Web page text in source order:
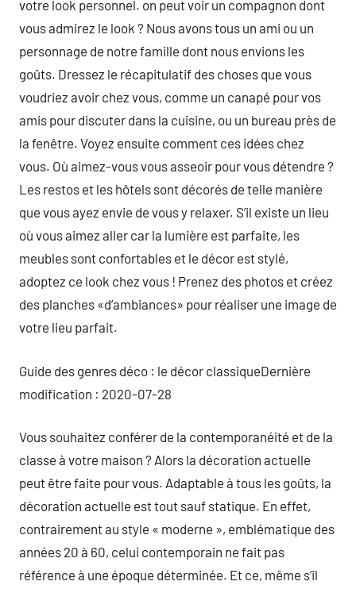
votre look personnel. on peut voir un compagnon dont
vous admirez le look ? Nous avons tous un ami ou un
personnage de notre famille dont nous envions les
goûts. Dressez le récapitulatif des choses que vous
voudriez avoir chez vous, comme un canapé pour vos
amis pour discuter dans la cuisine, ou un bureau près de
la fenêtre. Voyez ensuite comment ces idées chez
vous. Où aimez-vous vous asseoir pour vous détendre ?
Les restos et les hôtels sont décorés de telle manière
que vous ayez envie de vous y relaxer. S’il existe un lieu
où vous aimez aller car la lumière est parfaite, les
meubles sont confortables et le décor est stylé,
adoptez ce look chez vous ! Prenez des photos et créez
des planches «d’ambiances» pour réaliser une image de
votre lieu parfait.
Guide des genres déco : le décor classiqueDernière
modification : 2020-07-28
Vous souhaitez conférer de la contemporanéité et de la
classe à votre maison ? Alors la décoration actuelle
peut être faite pour vous. Adaptable à tous les goûts, la
décoration actuelle est tout sauf statique. En effet,
contrairement au style « moderne », emblématique des
années 20 à 60, celui contemporain ne fait pas
référence à une époque déterminée. Et ce, même s’il